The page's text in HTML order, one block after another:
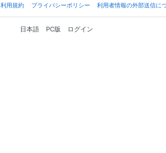
利用規約 プライバシーポリシー 利用者情報の外部送信に
日本語 PC版 ログイン